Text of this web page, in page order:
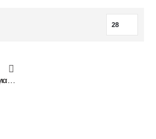
Ριζάρι – Φυσική βαφή αυγών για το Πάσχα